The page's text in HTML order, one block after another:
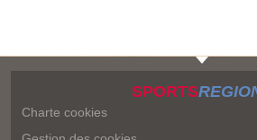
SPORTS
Charte cookies